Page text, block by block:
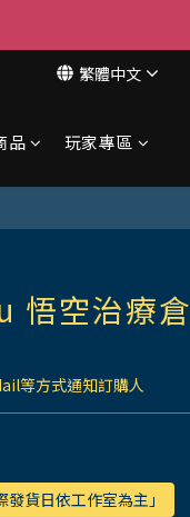
繁體中文
品 玩家專區
悟空治療倉
等方式通知訂購人
貨日依工作室為主」